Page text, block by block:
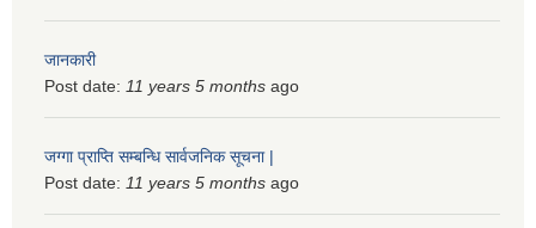
जानकारी
Post date: 11 years 5 months ago
जग्गा प्राप्ति सम्बन्धि सार्वजनिक सूचना |
Post date: 11 years 5 months ago